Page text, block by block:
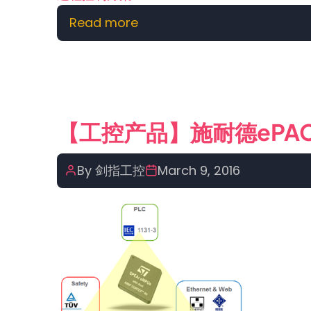
Read more
【工
施
耐
德
PES
程
控
制
方
案
【工控产品】施耐德
By 剑指工控 March 9, 2016